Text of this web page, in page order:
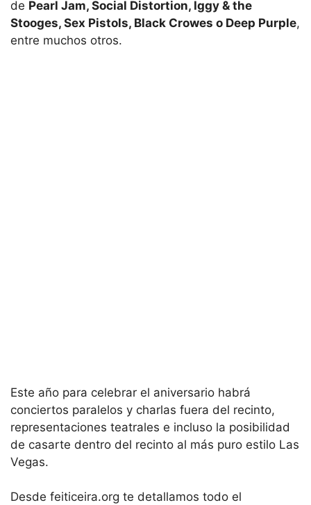
de Pearl Jam, Social Distortion, Iggy & the
Stooges, Sex Pistols, Black Crowes o Deep Purple,
entre muchos otros.
Este año para celebrar el aniversario habrá
conciertos paralelos y charlas fuera del recinto,
representaciones teatrales e incluso la posibilidad
de casarte dentro del recinto al más puro estilo Las
Vegas.
Desde feiticeira.org te detallamos todo el